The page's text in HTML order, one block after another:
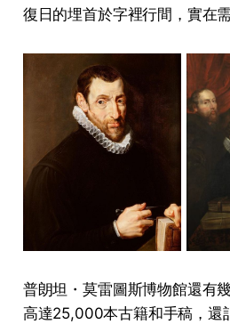
復日的埋首於字裡行間，實在
普朗坦・莫雷圖斯博物館還有
高達25,000本古籍和手稿，還